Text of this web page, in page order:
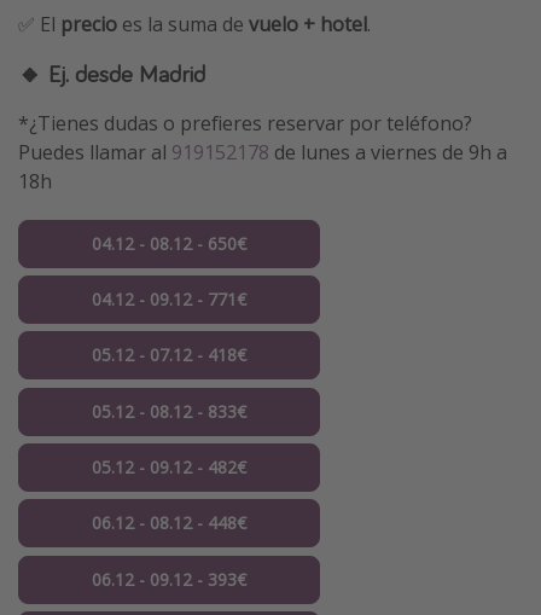
✅ El precio es la suma de vuelo + hotel.
🔸 Ej. desde Madrid
*¿Tienes dudas o prefieres reservar por teléfono?
Puedes llamar al 919152178 de lunes a viernes de 9h a
18h
04.12 - 08.12 - 650€
04.12 - 09.12 - 771€
05.12 - 07.12 - 418€
05.12 - 08.12 - 833€
05.12 - 09.12 - 482€
06.12 - 08.12 - 448€
06.12 - 09.12 - 393€